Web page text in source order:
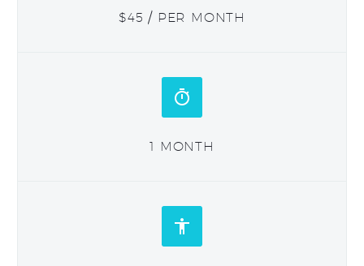
$45 / PER MONTH


1 MONTH

